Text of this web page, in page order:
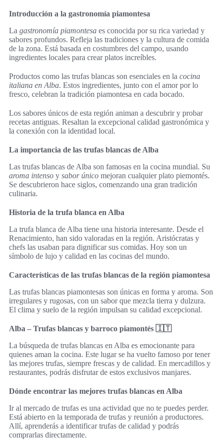
Introducción a la gastronomía piamontesa
La gastronomía piamontesa es conocida por su rica variedad y
sabores profundos. Refleja las tradiciones y la cultura de comida
de la zona. Está basada en costumbres del campo, usando
ingredientes locales para crear platos increíbles.
Productos como las trufas blancas son esenciales en la cocina
italiana en Alba. Estos ingredientes, junto con el amor por lo
fresco, celebran la tradición piamontesa en cada bocado.
Los sabores únicos de esta región animan a descubrir y probar
recetas antiguas. Resaltan la excepcional calidad gastronómica y
la conexión con la identidad local.
La importancia de las trufas blancas de Alba
Las trufas blancas de Alba son famosas en la cocina mundial. Su
aroma intenso y sabor único mejoran cualquier plato piemontés.
Se descubrieron hace siglos, comenzando una gran tradición
culinaria.
Historia de la trufa blanca en Alba
La trufa blanca de Alba tiene una historia interesante. Desde el
Renacimiento, han sido valoradas en la región. Aristócratas y
chefs las usaban para dignificar sus comidas. Hoy son un
símbolo de lujo y calidad en las cocinas del mundo.
Características de las trufas blancas de la región piamontesa
Las trufas blancas piamontesas son únicas en forma y aroma. Son
irregulares y rugosas, con un sabor que mezcla tierra y dulzura.
El clima y suelo de la región impulsan su calidad excepcional.
Alba – Trufas blancas y barroco piamontés 🇮🇹
La búsqueda de trufas blancas en Alba es emocionante para
quienes aman la cocina. Este lugar se ha vuelto famoso por tener
las mejores trufas, siempre frescas y de calidad. En mercadillos y
restaurantes, podrás disfrutar de estos exclusivos manjares.
Dónde encontrar las mejores trufas blancas en Alba
Ir al mercado de trufas es una actividad que no te puedes perder.
Está abierto en la temporada de trufas y reunión a productores.
Allí, aprenderás a identificar trufas de calidad y podrás
comprarlas directamente.